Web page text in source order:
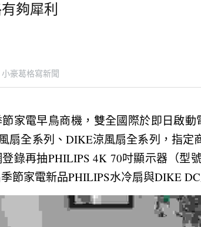
夠犀利
小豪葛格寫新聞
家電早鳥商機，雙全國際於即日啟
扇全系列、DIKE涼風扇全系列，指
錄再抽PHILIPS 4K 70吋顯示器（型
節家電新品PHILIPS水冷扇與DIKE